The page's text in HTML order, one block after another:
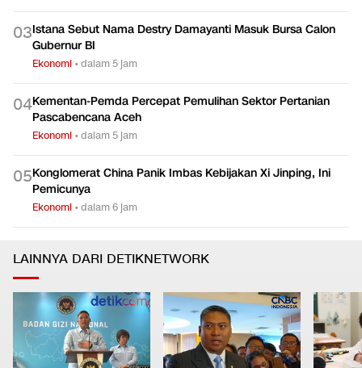
03Istana Sebut Nama Destry Damayanti Masuk Bursa Calon
Gubernur BI
Ekonomi •dalam 5 jam
04Kementan-Pemda Percepat Pemulihan Sektor Pertanian
Pascabencana Aceh
Ekonomi •dalam 5 jam
05Konglomerat China Panik Imbas Kebijakan Xi Jinping, Ini
Pemicunya
Ekonomi •dalam 6 jam
LAINNYA DARI DETIKNETWORK